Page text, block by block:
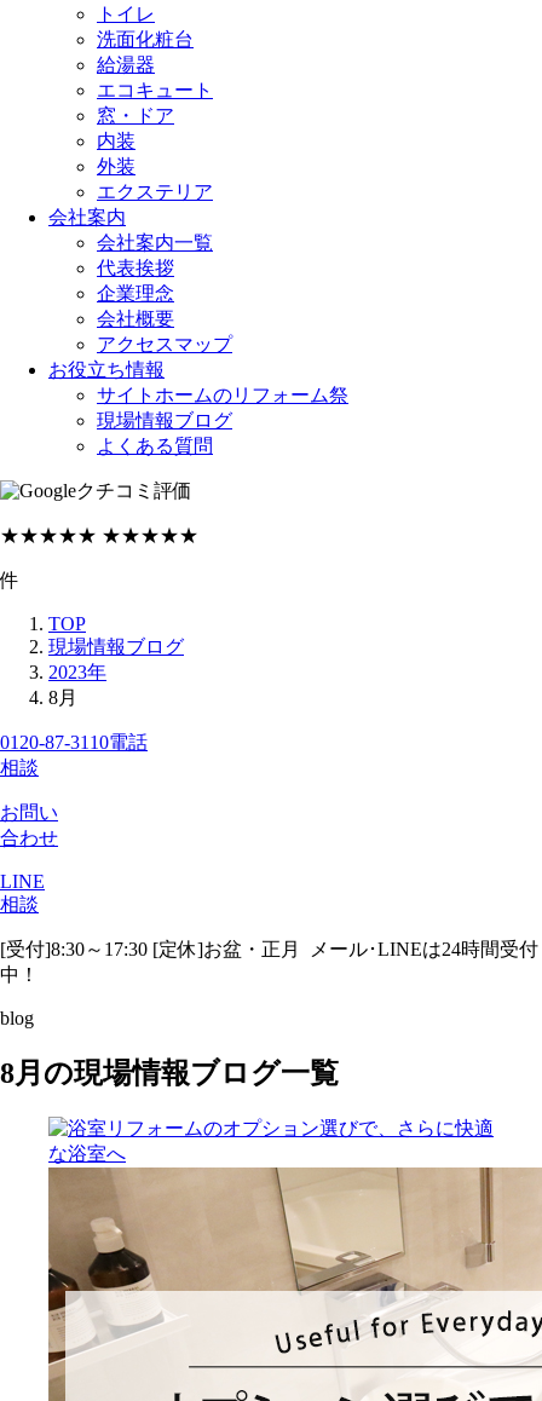
トイレ
洗面化粧台
給湯器
エコキュート
窓・ドア
内装
外装
エクステリア
会社案内
会社案内一覧
代表挨拶
企業理念
会社概要
アクセスマップ
お役立ち情報
サイトホームのリフォーム祭
現場情報ブログ
よくある質問
クチコミ評価
★★★★★ ★★★★★
件
TOP
現場情報ブログ
2023年
8月
0120-87-3110電話
相談
お問い
合わせ
LINE
相談
[受付]8:30～17:30 [定休]お盆・正月
メール･LINEは24時間受付
中！
blog
8月の現場情報ブログ一覧